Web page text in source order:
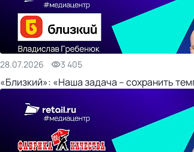
28.07.2026 3 405
«Близкий»: «Наша задача – сохранить